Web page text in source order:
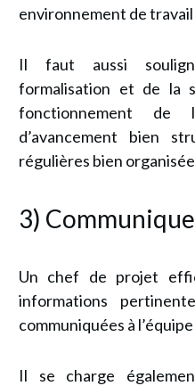
environnement de travail
Il faut aussi
formalisation et de la
fonctionnement de
d’avancement bien
régulières bien
3)
Un chef de projet
informations
communiquées à
Il se charge